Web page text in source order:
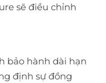
sẽ điều chỉnh
bảo hành dài hạn
định sự đồng